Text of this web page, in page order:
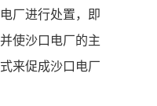
厂进行处置，即
使沙口电厂的主
来促成沙口电厂